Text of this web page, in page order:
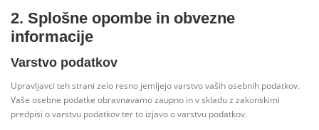
2. Splošne opombe in obvezne
informacije
Varstvo podatkov
Upravljavci teh strani zelo resno jemljejo varstvo vaših osebnih podatkov.
Vaše osebne podatke obravnavamo zaupno in v skladu z zakonskimi
predpisi o varstvu podatkov ter to izjavo o varstvu podatkov.